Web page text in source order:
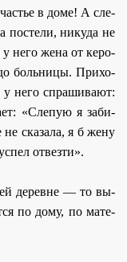
в до­ме! А сле­
по­сте­ли, ни­ку­да не
него же­на от ке­ро­
до боль­ни­цы. При­хо­
него спра­ши­ва­ют:
«Сле­пую я за­би­
не ска­за­ла, я б же­ну
от­вез­ти».
де­ревне — то вы­
по до­му, по ма­те­